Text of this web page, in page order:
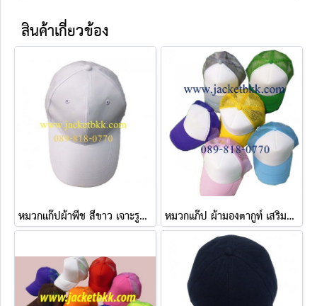
สินค้าเกี่ยวข้อง
หมวกแก๊ปผ้าพีช สีขาว เจาะรูตาไก่+มีแซนวิชสีขาว ปลายปีกหมวก หมวกแก๊ป ผ้ามองตากูท์ เสริมฟองน้ำ ชนิดตัดต่อ สองสี